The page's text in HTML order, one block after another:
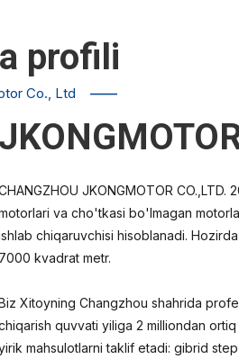
profili
Co., Ltd ——
JKONGMOTOR
va cho'tkasi bo'lmagan
chiqaruvchisi hisoblanadi.
7000 kvadrat metr.
Xitoyning Changzhou shahrida
quvvati yiliga 2 milliondan
mahsulotlarni taklif etadi: gibrid